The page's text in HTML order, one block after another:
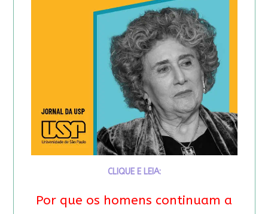
CLIQUE E LEIA:
Por que os homens continuam a